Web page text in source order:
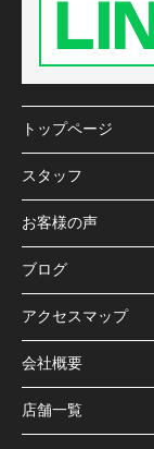
トップページ
スタッフ
お客様の声
ブログ
アクセスマップ
会社概要
店舗一覧